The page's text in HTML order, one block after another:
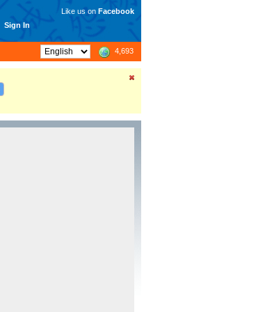
Sign In
Like us on Facebook
4,693